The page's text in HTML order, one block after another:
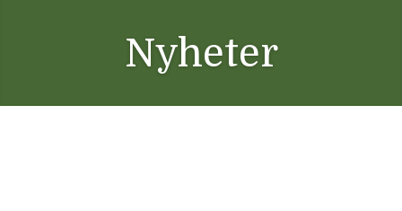
Nyheter